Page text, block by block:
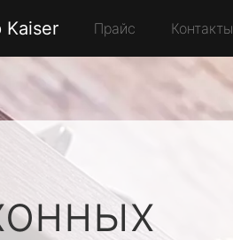
Kaiser Прайс Контакты